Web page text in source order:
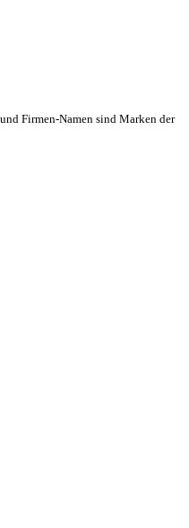
Firmen-Namen sind Marken der